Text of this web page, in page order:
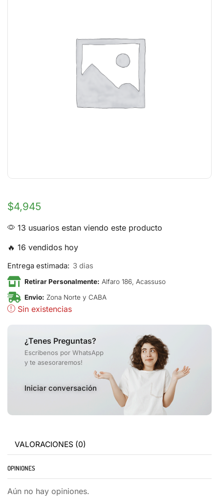
$4,945
13 usuarios estan viendo este producto
🔥 16 vendidos hoy
Entrega estimada: 3 dias
Retirar Personalmente: Alfaro 186, Acassuso
Envio: Zona Norte y CABA
Sin existencias
¿Tenes Preguntas?
Escribenos por WhatsApp
y te asesoraremos!
Iniciar conversación
VALORACIONES (0)
OPINIONES
Aún no hay opiniones.